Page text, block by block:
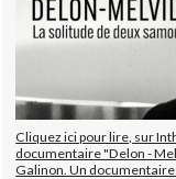
Cliquez ici pour lire, sur
documentaire "Delon -
Galinon. Un documentaire